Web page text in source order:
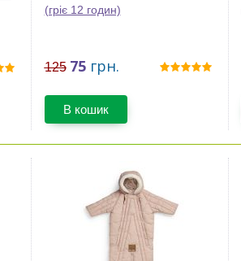
(гріє 12 годин)
125 75 грн.
В кошик